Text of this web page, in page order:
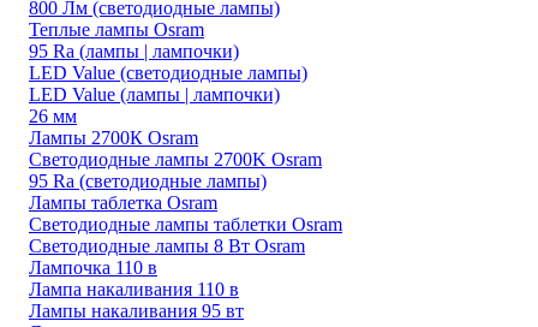
800 Лм (светодиодные лампы)
Теплые лампы Osram
95 Ra (лампы | лампочки)
LED Value (светодиодные лампы)
LED Value (лампы | лампочки)
26 мм
Лампы 2700К Osram
Светодиодные лампы 2700K Osram
95 Ra (светодиодные лампы)
Лампы таблетка Osram
Светодиодные лампы таблетки Osram
Светодиодные лампы 8 Вт Osram
Лампочка 110 в
Лампа накаливания 110 в
Лампы накаливания 95 вт